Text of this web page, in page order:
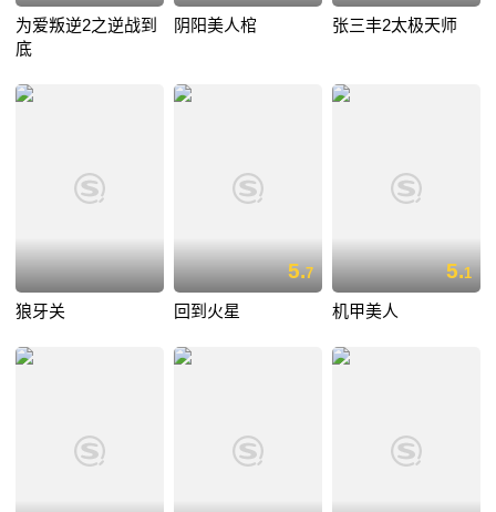
为爱叛逆2之逆战到
底
阴阳美人棺 张三丰2太极天师
狼牙关
5.7
回到火星
5.1
机甲美人